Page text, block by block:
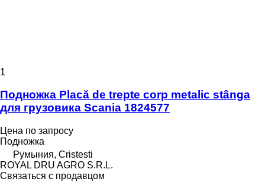
1
Подножка Placă de trepte corp metalic stânga
для грузовика Scania 1824577
Цена по запросу
Подножка
Румыния, Cristesti
ROYAL DRU AGRO S.R.L.
Связаться с продавцом